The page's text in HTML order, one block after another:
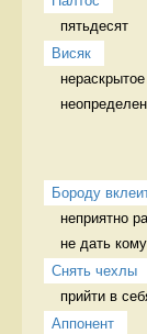
пятьдесят
Висяк
Бороду
неприятно
не дать
Снять чехлы
прийти в
Аппонент